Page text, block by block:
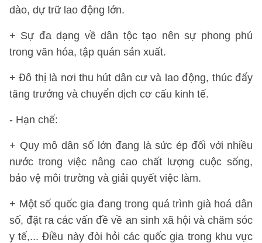
dào, dự trữ lao động lớn.
+ Sự đa dạng về dân tộc tạo nên sự phong phú
trong văn hóa, tập quán sản xuất.
+ Đô thị là nơi thu hút dân cư và lao động, thúc đẩy
tăng trưởng và chuyển dịch cơ cấu kinh tế.
- Hạn chế:
+ Quy mô dân số lớn đang là sức ép đối với nhiều
nước trong việc nâng cao chất lượng cuộc sống,
bảo vệ môi trường và giải quyết việc làm.
+ Một số quốc gia đang trong quá trình già hoá dân
số, đặt ra các vấn đề về an sinh xã hội và chăm sóc
y tế,... Điều này đòi hỏi các quốc gia trong khu vực